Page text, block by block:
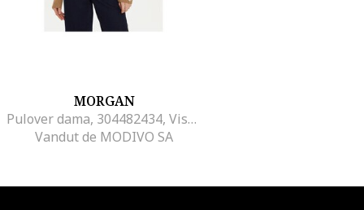
MORGAN
Pulover dama, 304482434, Viscoza/Poliester/Poliamida, Bej, Bej
Vandut de MODIVO SA